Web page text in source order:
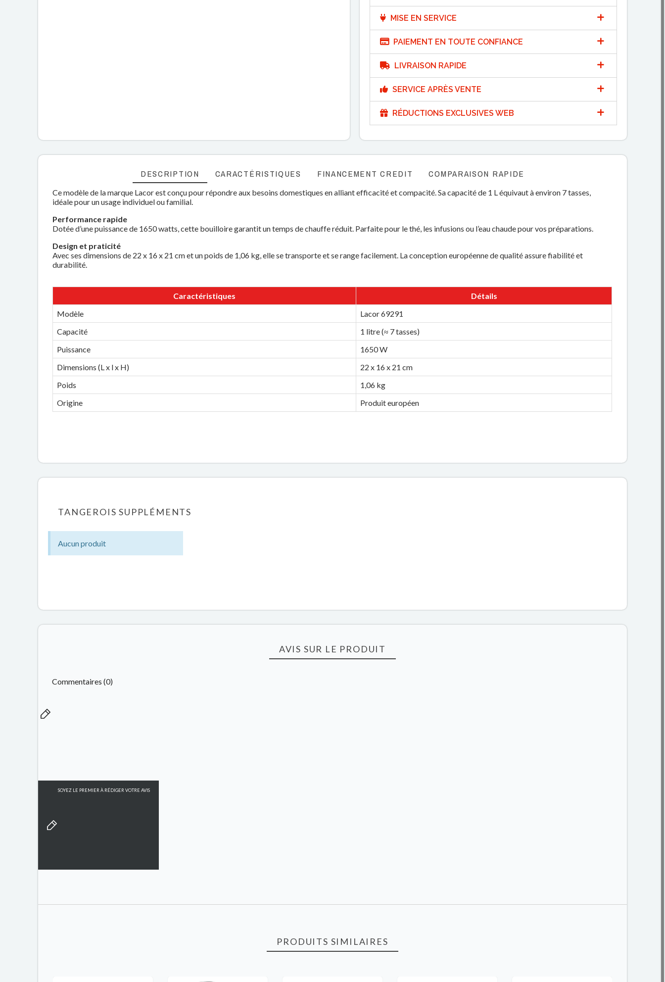
MISE EN SERVICE
PAIEMENT EN TOUTE CONFIANCE
LIVRAISON RAPIDE
SERVICE APRÈS VENTE
RÉDUCTIONS EXCLUSIVES WEB
DESCRIPTION CARACTÉRISTIQUES FINANCEMENT CREDIT COMPARAISON RAPIDE
Ce modèle de la marque Lacor est conçu pour répondre aux besoins domestiques en alliant efficacité et compacité. Sa capacité de 1 L équivaut à environ 7 tasses,
idéale pour un usage individuel ou familial.
Performance rapide
Dotée d’une puissance de 1650 watts, cette bouilloire garantit un temps de chauffe réduit. Parfaite pour le thé, les infusions ou l’eau chaude pour vos préparations.
Design et praticité
Avec ses dimensions de 22 x 16 x 21 cm et un poids de 1,06 kg, elle se transporte et se range facilement. La conception européenne de qualité assure fiabilité et
durabilité.
Caractéristiques
Détails
Modèle
Lacor 69291
Capacité
1 litre (≈ 7 tasses)
Puissance
1650 W
Dimensions (L x l x H)
22 x 16 x 21 cm
Poids
1,06 kg
Origine
Produit européen
TANGEROIS SUPPLÉMENTS
Aucun produit
AVIS SUR LE PRODUIT
Commentaires (0)
SOYEZ LE PREMIER À RÉDIGER VOTRE AVIS
PRODUITS SIMILAIRES